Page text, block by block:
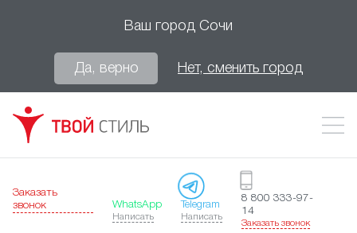
Ваш город Сочи
Да, верно Нет, сменить город
Заказать
звонок
WhatsApp
Написать
Telegram
Написать
8 800 333-97-
14
Заказать звонок